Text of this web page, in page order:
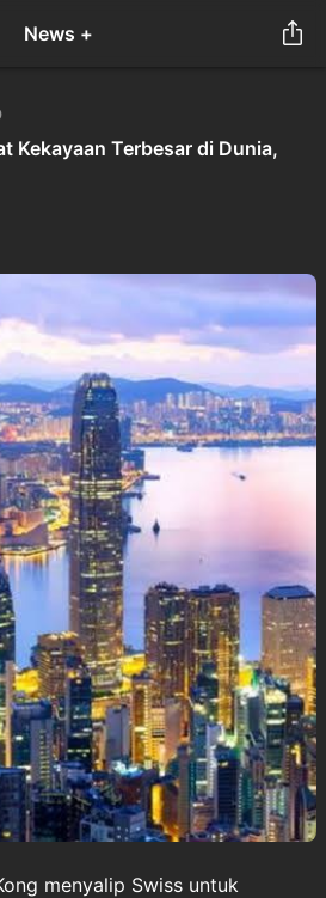
News +
Kekayaan Terbesar di Dunia,
menyalip Swiss untuk